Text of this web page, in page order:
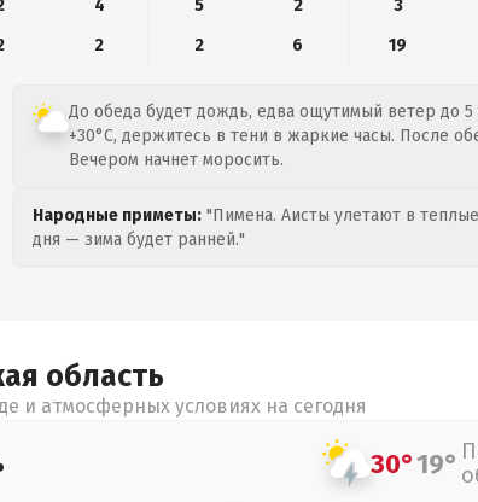
4 5 2 3
2 2 6 19
До обеда будет дождь, едва ощутимый ветер до 5
+30°C, держитесь в тени в жаркие часы. После
Вечером начнет моросить.
Народные приметы: "Пимена. Аисты улетают в
дня — зима будет ранней."
область
и атмосферных условиях на сегодня
30°19°